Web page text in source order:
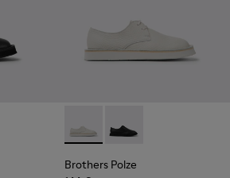
002 - Chaussures en cuir noir
- K201340-003 - Chaussures en cuir
Brothers Polze - K201340-
Brothers Polze -
Brothers Polze